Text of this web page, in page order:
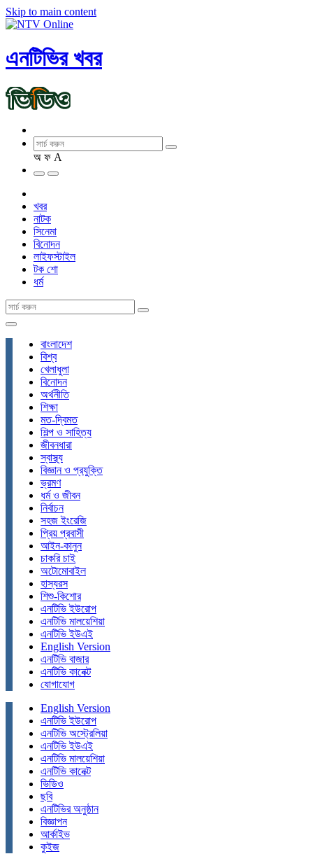
Skip to main content
এনটিভির খবর
অ ফ A
খবর
নাটক
সিনেমা
বিনোদন
লাইফস্টাইল
টক শো
ধর্ম
বাংলাদেশ
বিশ্ব
খেলাধুলা
বিনোদন
অর্থনীতি
শিক্ষা
মত-দ্বিমত
শিল্প ও সাহিত্য
জীবনধারা
স্বাস্থ্য
বিজ্ঞান ও প্রযুক্তি
ভ্রমণ
ধর্ম ও জীবন
নির্বাচন
সহজ ইংরেজি
প্রিয় প্রবাসী
আইন-কানুন
চাকরি চাই
অটোমোবাইল
হাস্যরস
শিশু-কিশোর
এনটিভি ইউরোপ
এনটিভি মালয়েশিয়া
এনটিভি ইউএই
English Version
এনটিভি বাজার
এনটিভি কানেক্ট
যোগাযোগ
English Version
এনটিভি ইউরোপ
এনটিভি অস্ট্রেলিয়া
এনটিভি ইউএই
এনটিভি মালয়েশিয়া
এনটিভি কানেক্ট
ভিডিও
ছবি
এনটিভির অনুষ্ঠান
বিজ্ঞাপন
আর্কাইভ
কুইজ